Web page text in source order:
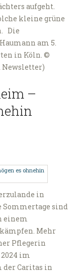
aufgeht.
kleine grüne
Die
am 5.
in Köln. ©
–
in
Sommertage sind
einem
Mehr
Pflegerin
im
der Caritas in